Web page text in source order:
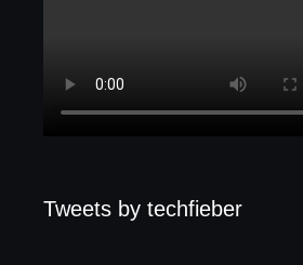
Tweets by techfieber